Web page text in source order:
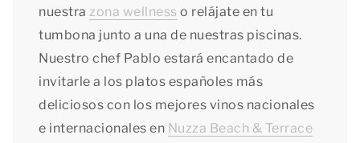
nuestra zona wellness o relájate en tu
tumbona junto a una de nuestras piscinas.
Nuestro chef Pablo estará encantado de
invitarle a los platos españoles más
deliciosos con los mejores vinos nacionales
e internacionales en Nuzza Beach & Terrace